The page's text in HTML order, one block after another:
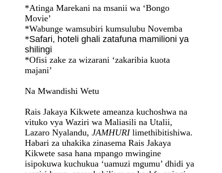
*Atinga Marekani na msanii wa ‘Bongo
Movie’
*Wabunge wamsubiri kumsulubu Novemba
*Safari, hoteli ghali zatafuna mamilioni ya
shilingi
*Ofisi zake za wizarani ‘zakaribia kuota
majani’
Na Mwandishi Wetu
Rais Jakaya Kikwete ameanza kuchoshwa na
vituko vya Waziri wa Maliasili na Utalii,
Lazaro Nyalandu, JAMHURIlimethibitishiwa.
Habari za uhakika zinasema Rais Jakaya
Kikwete sasa hana mpango mwingine
isipokuwa kuchukua ‘uamuzi mgumu’ dhidi ya